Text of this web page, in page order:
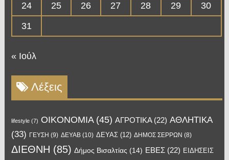
24
25 26 27 28 29
30
31
« Ιούλ
Λέξεις
lifestyle(7) OIKONOMIA(45) ΑΓΡΟΤΙΚΑ(22) ΑΘΛΗΤΙΚΑ
(33) ΓΕΥΣΗ (9) ΔΕΥΑΒ(10) ΔΕΥΑΣ(12) ΔΗΜΟΣ ΣΕΡΡΩΝ (8)
ΔΙΕΘΝΗ (85) Δήμος Βισαλτίας (14) ΕΒΕΣ(22) ΕΙΔΗΣΕΙΣ